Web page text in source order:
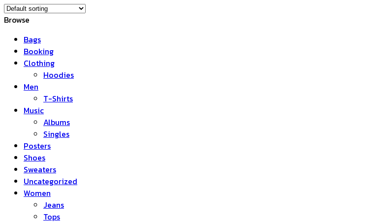
Browse
Bags
Booking
Clothing
Hoodies
Men
T-Shirts
Music
Albums
Singles
Posters
Shoes
Sweaters
Uncategorized
Women
Jeans
Tops